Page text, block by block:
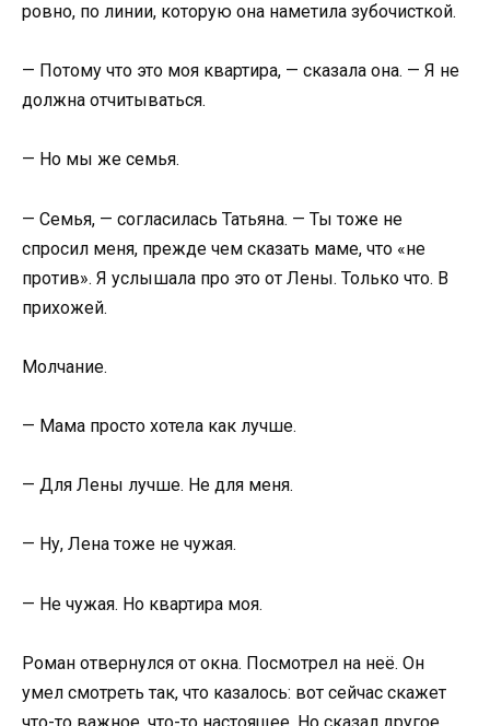
ровно, по линии, которую она наметила зубочисткой.
— Потому что это моя квартира, — сказала она. — Я не
должна отчитываться.
— Но мы же семья.
— Семья, — согласилась Татьяна. — Ты тоже не
спросил меня, прежде чем сказать маме, что «не
против». Я услышала про это от Лены. Только что. В
прихожей.
Молчание.
— Мама просто хотела как лучше.
— Для Лены лучше. Не для меня.
— Ну, Лена тоже не чужая.
— Не чужая. Но квартира моя.
Роман отвернулся от окна. Посмотрел на неё. Он
умел смотреть так, что казалось: вот сейчас скажет
что-то важное, что-то настоящее. Но сказал другое.